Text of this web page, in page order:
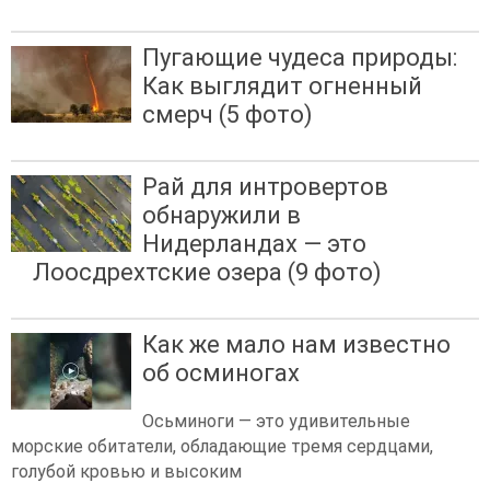
Пугающие чудеса природы:
Как выглядит огненный
смерч (5 фото)
Рай для интровертов
обнаружили в
Нидерландах — это
Лоосдрехтские озера (9 фото)
Как же мало нам известно
об осминогах
Осьминоги — это удивительные
морские обитатели, обладающие тремя сердцами,
голубой кровью и высоким